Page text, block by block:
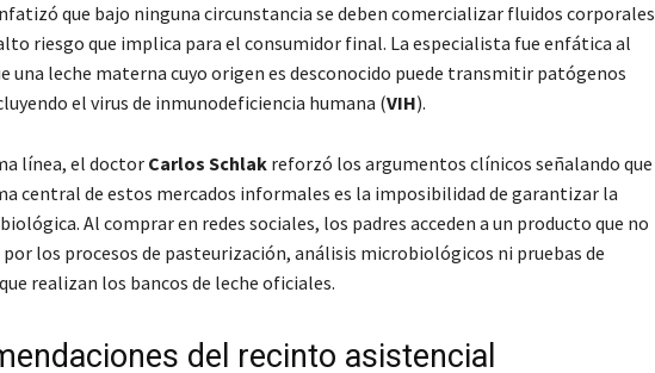
que bajo ninguna circunstancia se deben comercializar fluidos corporales
riesgo que implica para el consumidor final. La especialista fue enfática al
una leche materna cuyo origen es desconocido puede transmitir patógenos
el virus de inmunodeficiencia humana (VIH).
línea, el doctorCarlos Schlakreforzó los argumentos clínicos señalando que
central de estos mercados informales es la imposibilidad de garantizar la
Al comprar en redes sociales, los padres acceden a un producto que no
por los procesos de pasteurización, análisis microbiológicos ni pruebas de
realizan los bancos de leche oficiales.
del recinto asistencial